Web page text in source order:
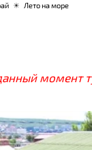
☀ Лето на море
момент